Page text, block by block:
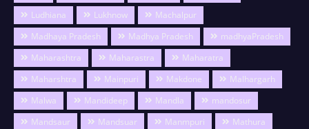
Ludhiana
Lukhnow
Machalpur
Madhaya Pradesh
Madhya Pradesh
madhyaPradesh
Maharashtra
Maharastra
Maharatra
Maharshtra
Mainpuri Makdone
Malhargarh
Malwa
Mandideep Mandla
mandosur
Mandsaur
Mandsuar Manmpuri
Mathura